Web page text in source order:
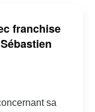
franchise
sa